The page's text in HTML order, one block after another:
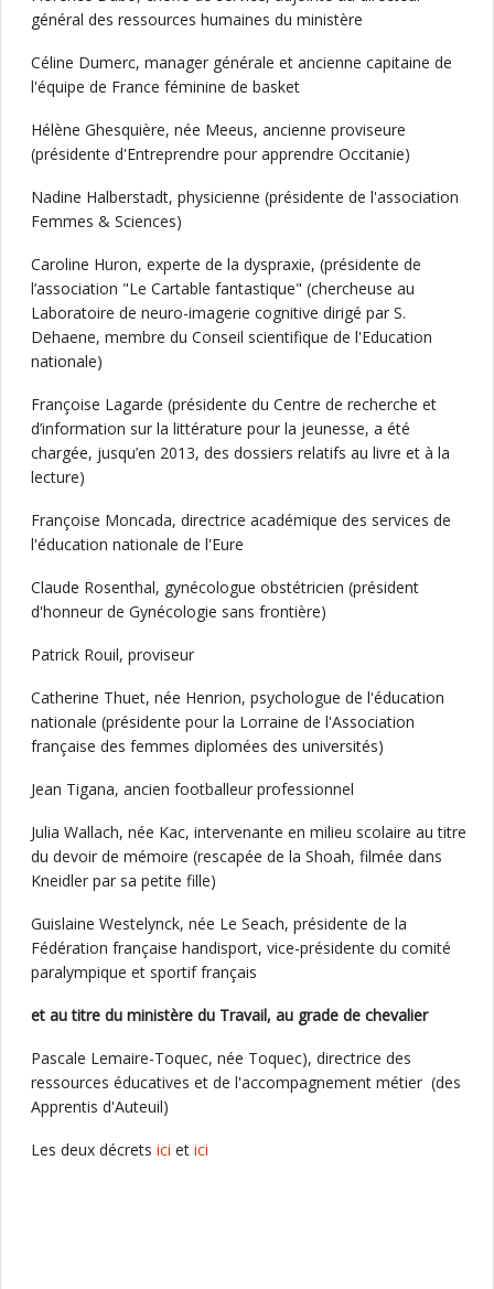
général des ressources humaines du ministère
Céline Dumerc, manager générale et ancienne capitaine de
l'équipe de France féminine de basket
Hélène Ghesquière, née Meeus, ancienne proviseure
(présidente d'Entreprendre pour apprendre Occitanie)
Nadine Halberstadt, physicienne (présidente de l'association
Femmes & Sciences)
Caroline Huron, experte de la dyspraxie, (présidente de
l’association "Le Cartable fantastique" (chercheuse au
Laboratoire de neuro-imagerie cognitive dirigé par S.
Dehaene, membre du Conseil scientifique de l'Education
nationale)
Françoise Lagarde (présidente du Centre de recherche et
d’information sur la littérature pour la jeunesse, a été
chargée, jusqu’en 2013, des dossiers relatifs au livre et à la
lecture)
Françoise Moncada, directrice académique des services de
l'éducation nationale de l'Eure
Claude Rosenthal, gynécologue obstétricien (président
d'honneur de Gynécologie sans frontière)
Patrick Rouil, proviseur
Catherine Thuet, née Henrion, psychologue de l'éducation
nationale (présidente pour la Lorraine de l'Association
française des femmes diplomées des universités)
Jean Tigana, ancien footballeur professionnel
Julia Wallach, née Kac, intervenante en milieu scolaire au titre
du devoir de mémoire (rescapée de la Shoah, filmée dans
Kneidler par sa petite fille)
Guislaine Westelynck, née Le Seach, présidente de la
Fédération française handisport, vice-présidente du comité
paralympique et sportif français
et au titre du ministère du Travail, au grade de chevalier
Pascale Lemaire-Toquec, née Toquec), directrice des
ressources éducatives et de l'accompagnement métier (des
Apprentis d'Auteuil)
Les deux décrets ici et ici